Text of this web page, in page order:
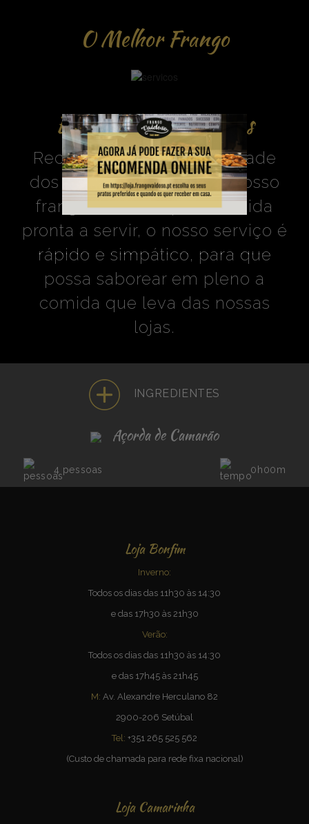
O Melhor Frango
Encomendas Exclusivas
Reconhecidos pela qualidade
dos nossos produtos, do nosso
frango assado e pela comida
pronta a servir, o nosso serviço é
rápido e simpático, para que
possa saborear em pleno a
comida que leva das nossas
lojas.
INGREDIENTES
Açorda de Camarão
4 pessoas 0h00m
Loja Bonfim
Inverno:
Todos os dias das 11h30 às 14:30
e das 17h30 às 21h30
Verão:
Todos os dias das 11h30 às 14:30
e das 17h45 às 21h45
M: Av. Alexandre Herculano 82
2900-206 Setúbal
Tel: +351 265 525 562
(Custo de chamada para rede fixa nacional)
Loja Camarinha